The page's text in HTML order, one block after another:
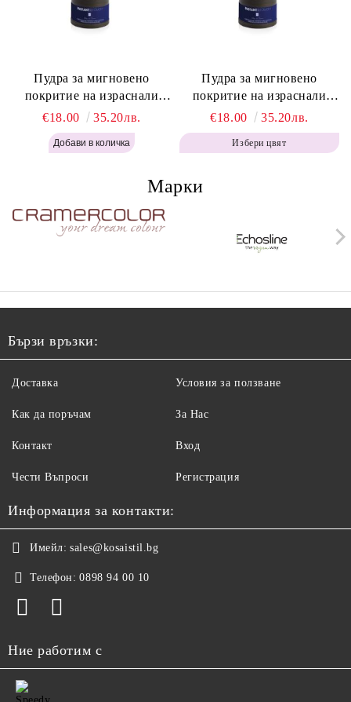
Пудра за мигновено
покритие на израснали
корени Топло Кафяво -
Labor Pro Instant Retouch
Powder - Warm Brown H643
€18.00 35.20лв.
Пудра за мигновено
покритие на израснали
корени Кафяво - Labor Pro
Instant Retouch Powder -
Brown H642
€18.00 35.20лв.
Избери цвят
Марки
Бързи връзки:
Доставка
Как да поръчам
Контакт
Чести Въпроси
Условия за ползване
За Нас
Вход
Регистрация
Информация за контакти:
Имейл: sales@kosaistil.bg
Телефон: 0898 94 00 10
Ние работим с